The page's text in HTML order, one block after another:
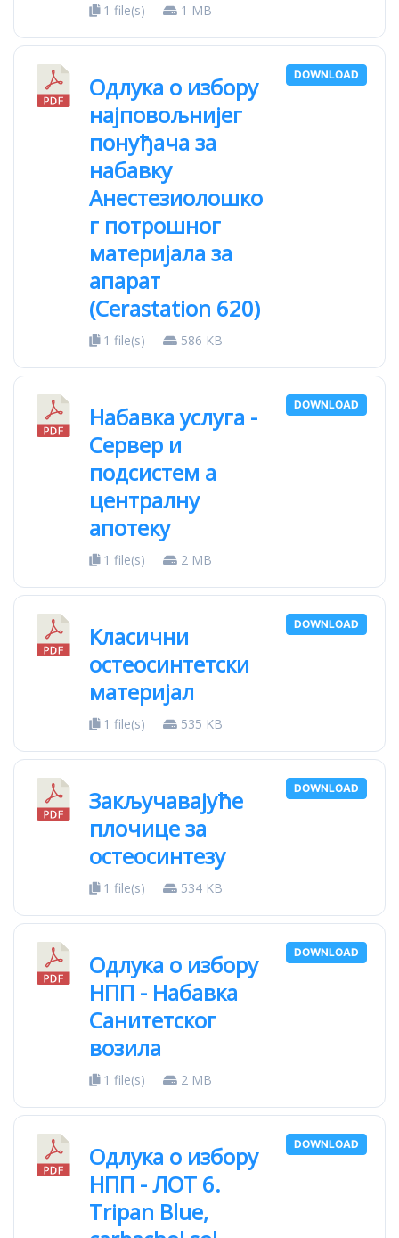
1 file(s) 1 MB
Oдлука о избору
најповољнијег
понуђача за
набавку
Анестезиолошко
г потрошног
материјала за
апарат
(Cerastation 620)
1 file(s) 586 KB
DOWNLOAD
Набавка услуга -
Сервер и
подсистем а
централну
апотеку
1 file(s) 2 MB
DOWNLOAD
Kласични
остеосинтетски
материјал
1 file(s) 535 KB
DOWNLOAD
Закључавајуће
плочице за
остеосинтезу
1 file(s) 534 KB
DOWNLOAD
Одлука о избору
НПП - Набавка
Санитетског
возила
1 file(s) 2 MB
DOWNLOAD
Одлука о избору
НПП - ЛОТ 6.
Tripan Blue,
DOWNLOAD